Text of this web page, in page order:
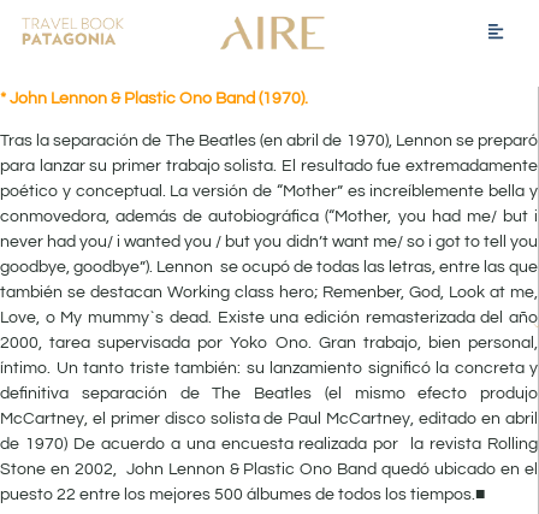
* John Lennon & Plastic Ono Band (1970).
Tras la separación de The Beatles (en abril de 1970), Lennon se preparó
para lanzar su primer trabajo solista. El resultado fue extremadamente
poético y conceptual. La versión de “Mother” es increíblemente bella y
conmovedora, además de autobiográfica (“Mother, you had me/ but i
never had you/ i wanted you / but you didn’t want me/ so i got to tell you
goodbye, goodbye”). Lennon se ocupó de todas las letras, entre las que
también se destacan Working class hero; Remenber, God, Look at me,
Love, o My mummy`s dead. Existe una edición remasterizada del año
2000, tarea supervisada por Yoko Ono. Gran trabajo, bien personal,
íntimo. Un tanto triste también: su lanzamiento significó la concreta y
definitiva separación de The Beatles (el mismo efecto produjo
McCartney, el primer disco solista de Paul McCartney, editado en abril
de 1970) De acuerdo a una encuesta realizada por la revista Rolling
Stone en 2002, John Lennon & Plastic Ono Band quedó ubicado en el
puesto 22 entre los mejores 500 álbumes de todos los tiempos.■